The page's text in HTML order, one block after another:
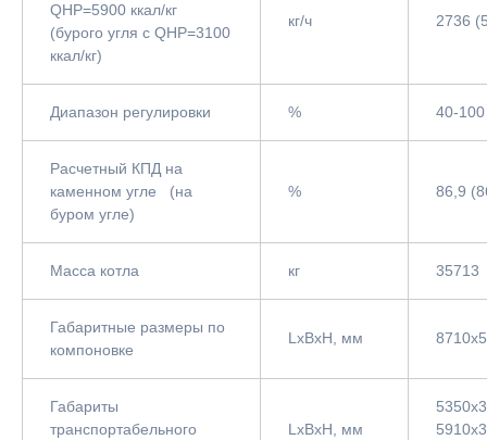
QНР=5900 ккал/кг
(бурого угля с QНР=3100
ккал/кг)
кг/ч 2736
Диапазон регулировки % 40-100
Расчетный КПД на
каменном угле (на
буром угле)
% 86,9
Масса котла кг 35713
Габаритные размеры по
компоновке
LxBxH, мм
Габариты
транспортабельного
LxBxH, мм